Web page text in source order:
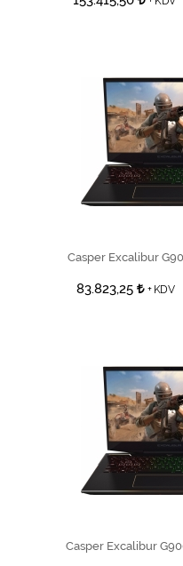
SEPETE
Casper Excalibur
83.823,25 + KDV
SEPETE
Casper Excalibur